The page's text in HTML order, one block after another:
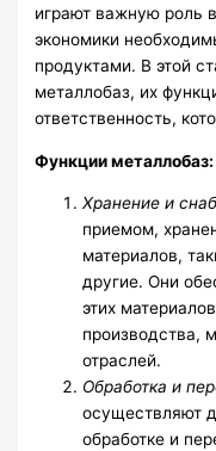
играют важную роль
экономики
продуктами. В этой
металлобаз, их
ответственность,
Функции металлобаз:
Хранение и
приемом,
материалов,
другие. Они
этих
производства,
отраслей.
Обработка и
осуществляют
обработке и